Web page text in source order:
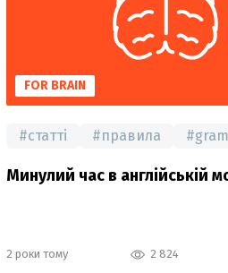
FOR BRAIN
#статті #правила #
Минулий час в англійській
2 роки тому 2 824